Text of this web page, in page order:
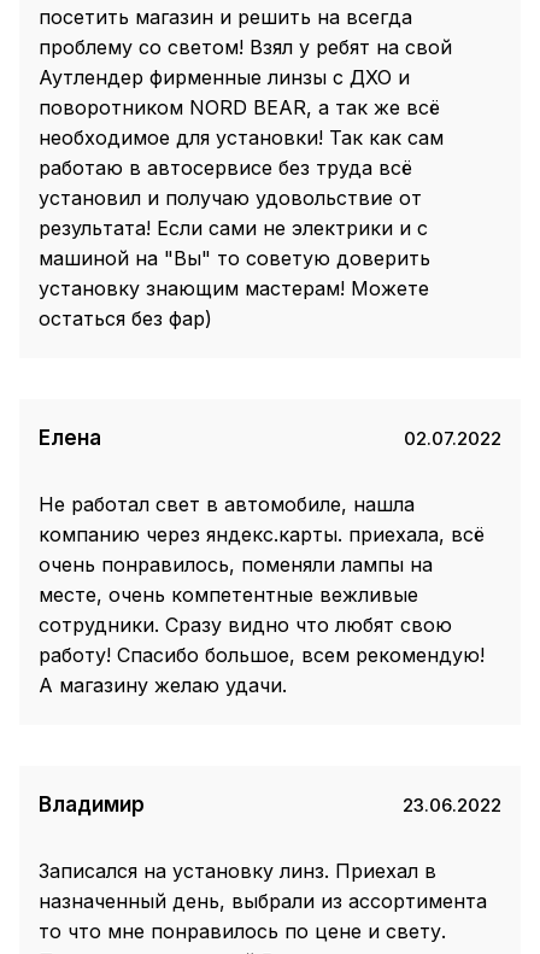
посетить магазин и решить на всегда
проблему со светом! Взял у ребят на свой
Аутлендер фирменные линзы с ДХО и
поворотником NORD BEAR, а так же всё
необходимое для установки! Так как сам
работаю в автосервисе без труда всё
установил и получаю удовольствие от
результата! Если сами не электрики и с
машиной на "Вы" то советую доверить
установку знающим мастерам! Можете
остаться без фар)
Елена 02.07.2022
Не работал свет в автомобиле, нашла
компанию через яндекс.карты. приехала, всё
очень понравилось, поменяли лампы на
месте, очень компетентные вежливые
сотрудники. Сразу видно что любят свою
работу! Спасибо большое, всем рекомендую!
А магазину желаю удачи.
Владимир 23.06.2022
Записался на установку линз. Приехал в
назначенный день, выбрали из ассортимента
то что мне понравилось по цене и свету.